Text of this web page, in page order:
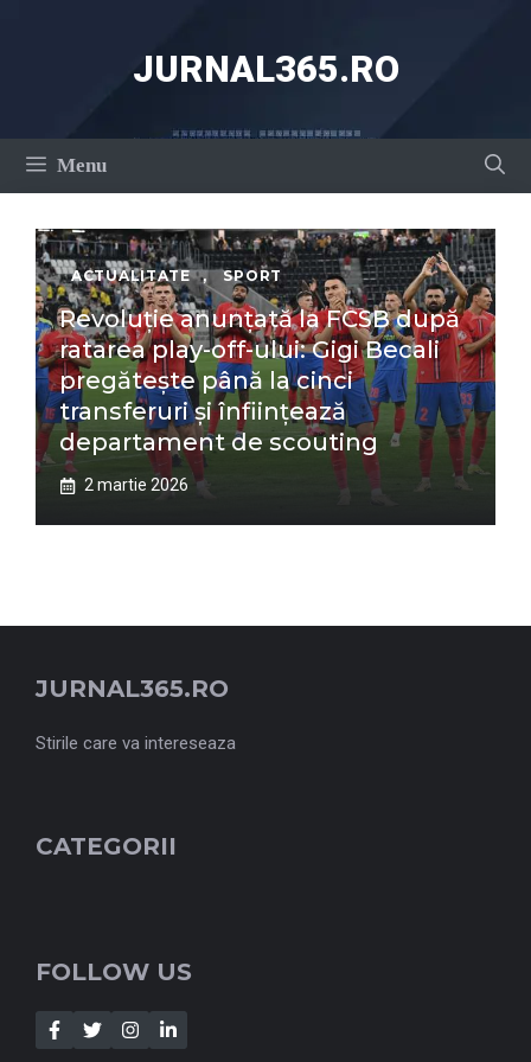
JURNAL365.RO
Menu
ACTUALITATE , SPORT
Revoluție anunțată la FCSB după
ratarea play-off-ului: Gigi Becali
pregătește până la cinci
transferuri și înființează
departament de scouting
2 martie 2026
JURNAL365.RO
Stirile care va intereseaza
CATEGORII
FOLLOW US